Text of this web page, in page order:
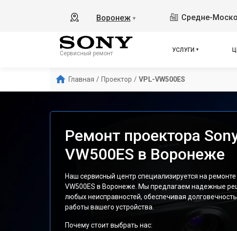
Воронеж ▼ Средне-
Сервисный ремонт
УСЛУГИ
Главная / Проектор / VPL-VW500ES
Ремонт проектора
VW500ES в Воронеже
Наш сервисный центр специализируется на ремонте
VW500ES в Воронеже. Мы предлагаем надежные
любых неисправностей, обеспечивая
работы вашего устройства.
Почему стоит выбрать нас: